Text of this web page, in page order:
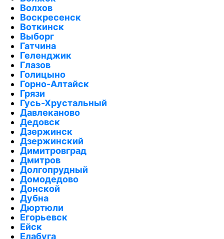
Волхов
Воскресенск
Воткинск
Выборг
Гатчина
Геленджик
Глазов
Голицыно
Горно-Алтайск
Грязи
Гусь-Хрустальный
Давлеканово
Дедовск
Дзержинск
Дзержинский
Димитровград
Дмитров
Долгопрудный
Домодедово
Донской
Дубна
Дюртюли
Егорьевск
Ейск
Елабуга